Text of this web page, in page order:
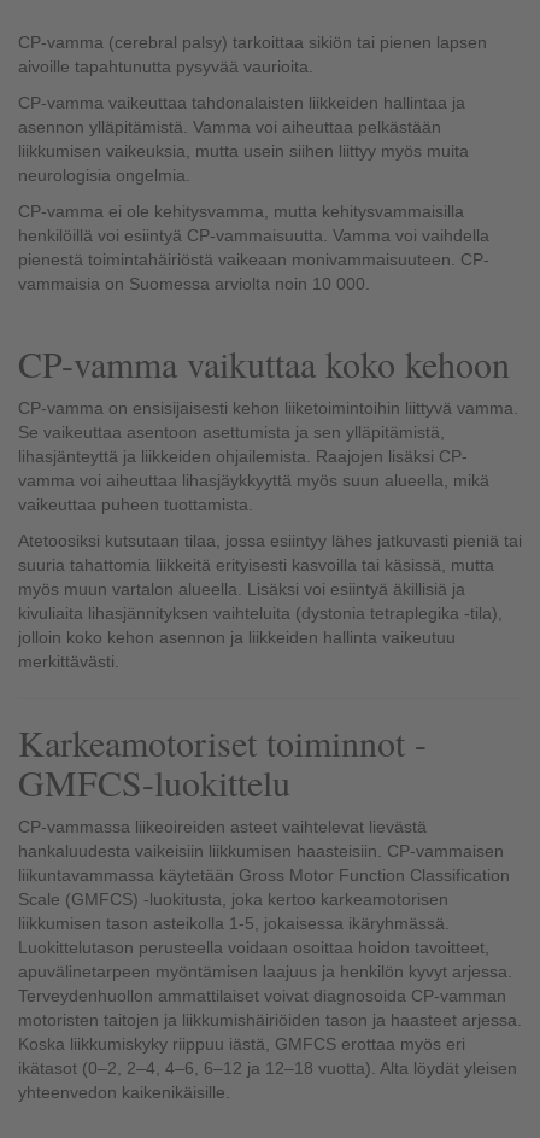
CP-vamma (cerebral palsy) tarkoittaa sikiön tai pienen lapsen
aivoille tapahtunutta pysyvää vaurioita.
CP-vamma vaikeuttaa tahdonalaisten liikkeiden hallintaa ja
asennon ylläpitämistä. Vamma voi aiheuttaa pelkästään
liikkumisen vaikeuksia, mutta usein siihen liittyy myös muita
neurologisia ongelmia.
CP-vamma ei ole kehitysvamma, mutta kehitysvammaisilla
henkilöillä voi esiintyä CP-vammaisuutta. Vamma voi vaihdella
pienestä toimintahäiriöstä vaikeaan monivammaisuuteen. CP-
vammaisia on Suomessa arviolta noin 10 000.
CP-vamma vaikuttaa koko kehoon
CP-vamma on ensisijaisesti kehon liiketoimintoihin liittyvä vamma.
Se vaikeuttaa asentoon asettumista ja sen ylläpitämistä,
lihasjänteyttä ja liikkeiden ohjailemista. Raajojen lisäksi CP-
vamma voi aiheuttaa lihasjäykkyyttä myös suun alueella, mikä
vaikeuttaa puheen tuottamista.
Atetoosiksi kutsutaan tilaa, jossa esiintyy lähes jatkuvasti pieniä tai
suuria tahattomia liikkeitä erityisesti kasvoilla tai käsissä, mutta
myös muun vartalon alueella. Lisäksi voi esiintyä äkillisiä ja
kivuliaita lihasjännityksen vaihteluita (dystonia tetraplegika -tila),
jolloin koko kehon asennon ja liikkeiden hallinta vaikeutuu
merkittävästi.
Karkeamotoriset toiminnot -
GMFCS-luokittelu
CP-vammassa liikeoireiden asteet vaihtelevat lievästä
hankaluudesta vaikeisiin liikkumisen haasteisiin. CP-vammaisen
liikuntavammassa käytetään Gross Motor Function Classification
Scale (GMFCS) -luokitusta, joka kertoo karkeamotorisen
liikkumisen tason asteikolla 1-5, jokaisessa ikäryhmässä.
Luokittelutason perusteella voidaan osoittaa hoidon tavoitteet,
apuvälinetarpeen myöntämisen laajuus ja henkilön kyvyt arjessa.
Terveydenhuollon ammattilaiset voivat diagnosoida CP-vamman
motoristen taitojen ja liikkumishäiriöiden tason ja haasteet arjessa.
Koska liikkumiskyky riippuu iästä, GMFCS erottaa myös eri
ikätasot (0–2, 2–4, 4–6, 6–12 ja 12–18 vuotta). Alta löydät yleisen
yhteenvedon kaikenikäisille.